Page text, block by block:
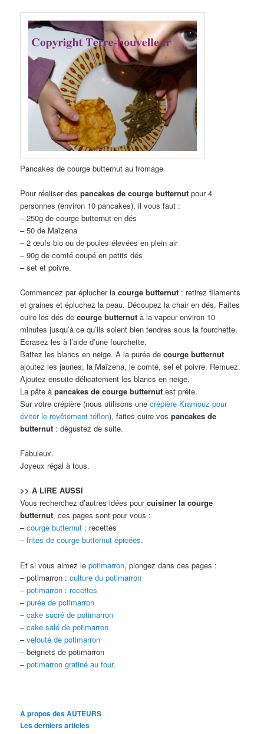
Pancakes de courge butternut au fromage
Pour réaliser despancakes de courge butternut pour 4
personnes (environ 10 pancakes), il vous faut :
– 250g de courge butternut en dés
– 50 de Maïzena
– 2 œufs bio ou de poules élevées en plein air
– 90g de comté coupé en petits dés
– set et poivre.
Commencez par éplucher lacourge butternut : retirez filaments
et graines et épluchez la peau. Découpez la chair en dés. Faites
cuire les dés decourge butternut à la vapeur environ 10
minutes jusqu’à ce qu’ils soient bien tendres sous la fourchette.
Ecrasez les à l’aide d’une fourchette.
Battez les blancs en neige. A la purée decourge butternut
ajoutez les jaunes, la Maïzena, le comté, sel et poivre. Remuez.
Ajoutez ensuite délicatement les blancs en neige.
La pâte àpancakes de courge butternut est prête.
Sur votre crépière (nous utilisons unecrépière Kramouz pour
éviter le revêtement téflon), faites cuire vospancakes de
butternut : dégustez de suite.
Fabuleux.
Joyeux régal à tous.
>> A LIRE AUSSI
Vous recherchez d’autres idées pourcuisiner la courge
butternut, ces pages sont pour vous :
–courge butternut : recettes
–frites de courge butternut épicées.
Et si vous aimez lepotimarron, plongez dans ces pages :
– potimarron :culture du potimarron
–potimarron : recettes
–purée de potimarron
–cake sucré de potimarron
–cake salé de potimarron
–velouté de potimarron
– beignets de potimarron
–potimarron gratiné au four.
A propos des AUTEURS
Les derniers articles